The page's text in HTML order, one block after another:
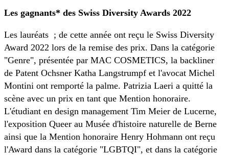
Les gagnants* des Swiss Diversity Awards 2022
Les lauréats ; de cette année ont reçu le Swiss Diversity
Award 2022 lors de la remise des prix. Dans la catégorie
"Genre", présentée par MAC COSMETICS, la backliner
de Patent Ochsner Katha Langstrumpf et l'avocat Michel
Montini ont remporté la palme. Patrizia Laeri a quitté la
scène avec un prix en tant que Mention honoraire.
L'étudiant en design management Tim Meier de Lucerne,
l'exposition Queer au Musée d'histoire naturelle de Berne
ainsi que la Mention honoraire Henry Hohmann ont reçu
l'Award dans la catégorie "LGBTQI", et dans la catégorie